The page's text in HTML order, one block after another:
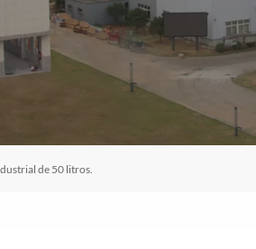
de 50 litros.